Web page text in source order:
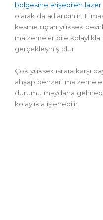
bölgesine erişebilen lazer
olarak da adlandırılır.
kesme uçları yüksek
malzemeler bile kolaylıkla
gerçekleşmiş olur.
Çok yüksek ısılara karşı
ahşap benzeri
durumu meydana
kolaylıkla işlenebilir.